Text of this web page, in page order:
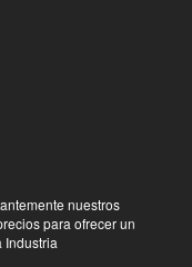
nuestros
para ofrecer un
Industria